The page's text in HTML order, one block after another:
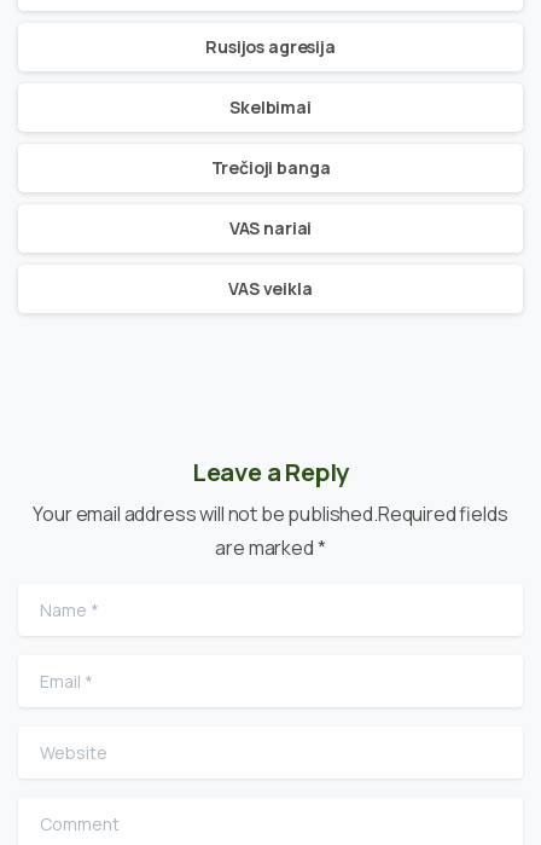
Rusijos agresija
Skelbimai
Trečioji banga
VAS nariai
VAS veikla
Leave a Reply
Your email address will not be published.Required fields
are marked *
Name
Email
Website
Comment